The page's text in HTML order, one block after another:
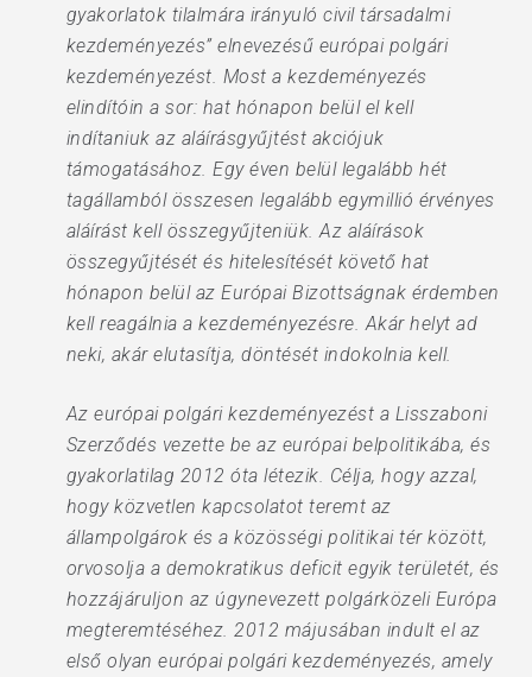
gyakorlatok tilalmára irányuló civil társadalmi
kezdeményezés” elnevezésű európai polgári
kezdeményezést. Most a kezdeményezés
elindítóin a sor: hat hónapon belül el kell
indítaniuk az aláírásgyűjtést akciójuk
támogatásához. Egy éven belül legalább hét
tagállamból összesen legalább egymillió érvényes
aláírást kell összegyűjteniük. Az aláírások
összegyűjtését és hitelesítését követő hat
hónapon belül az Európai Bizottságnak érdemben
kell reagálnia a kezdeményezésre. Akár helyt ad
neki, akár elutasítja, döntését indokolnia kell.
Az európai polgári kezdeményezést a Lisszaboni
Szerződés vezette be az európai belpolitikába, és
gyakorlatilag 2012 óta létezik. Célja, hogy azzal,
hogy közvetlen kapcsolatot teremt az
állampolgárok és a közösségi politikai tér között,
orvosolja a demokratikus deficit egyik területét, és
hozzájáruljon az úgynevezett polgárközeli Európa
megteremtéséhez. 2012 májusában indult el az
első olyan európai polgári kezdeményezés, amely